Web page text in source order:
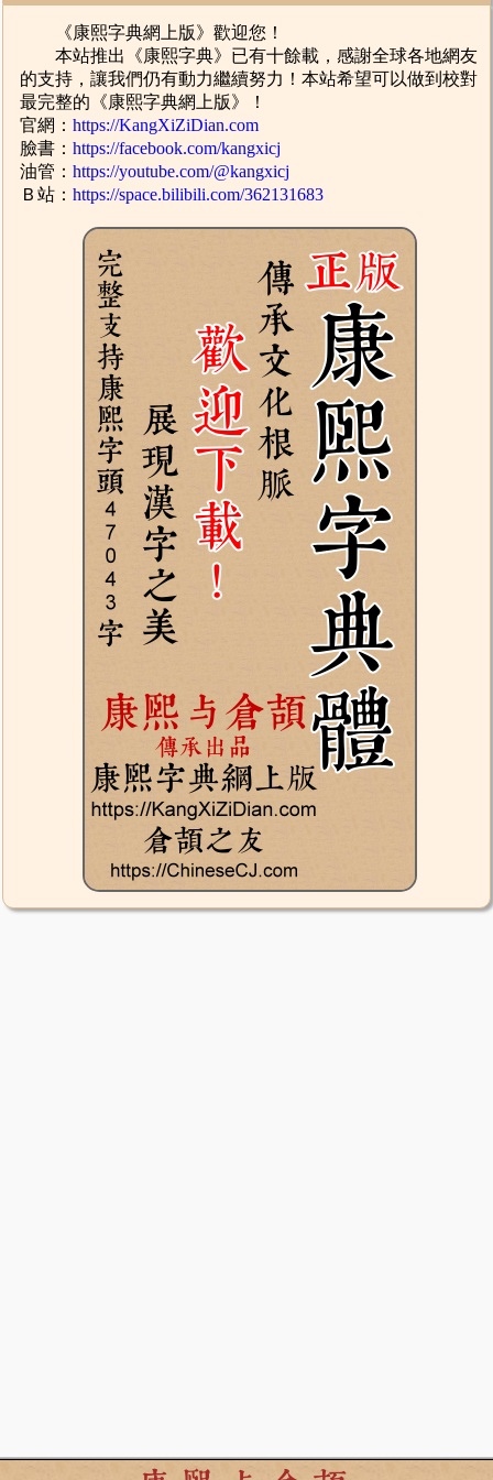
《康熙字典網上版》歡迎您！
本站推出《康熙字典》已有十餘載，感謝全球各地網友
的支持，讓我們仍有動力繼續努力！本站希望可以做到校對
最完整的《康熙字典網上版》！
官網：https://KangXiZiDian.com
臉書：https://facebook.com/kangxicj
油管：https://youtube.com/@kangxicj
Ｂ站：https://space.bilibili.com/362131683